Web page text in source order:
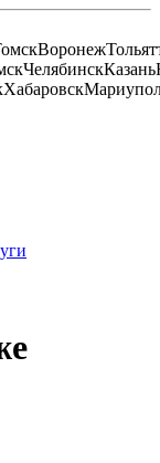
Воронеж
ЧелябинскКазань
Хабаровск